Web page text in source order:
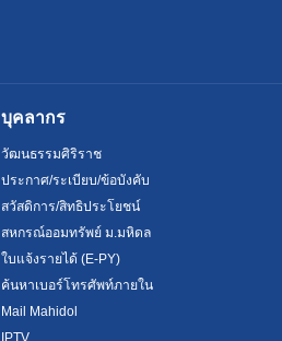
บุคลากร
วัฒนธรรมศิริราช
ประกาศ/ระเบียบ/ข้อบังคับ
สวัสดิการ/สิทธิประโยชน์
สหกรณ์ออมทรัพย์ ม.มหิดล
ใบแจ้งรายได้ (E-PY)
ค้นหาเบอร์โทรศัพท์ภายใน
Mail Mahidol